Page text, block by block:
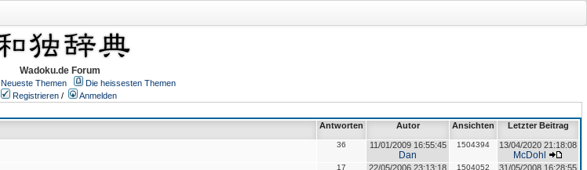
Wadoku.de Forum
Neueste Themen
Die heissesten Themen
Registrieren /
Anmelden
Antworten Autor Ansichten Letzter Beitrag
36 11/01/2009 16:55:45
Dan
1504394 13/04/2020 21:18:08
McDohl
17 22/05/2006 23:13:18 1504052 31/05/2008 16:28:55